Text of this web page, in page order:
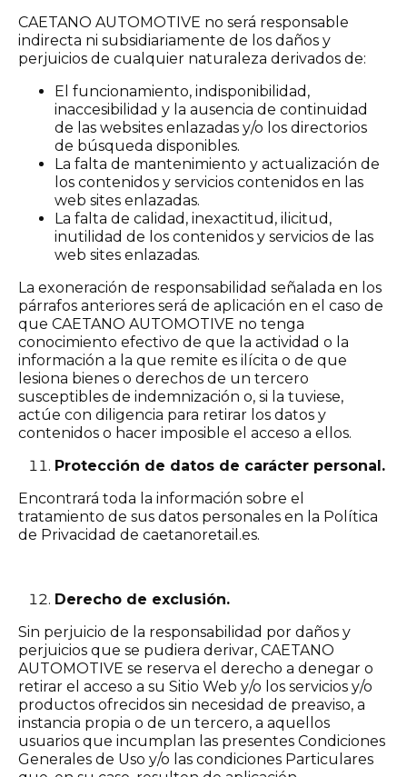
CAETANO AUTOMOTIVE no será responsable
indirecta ni subsidiariamente de los daños y
perjuicios de cualquier naturaleza derivados de:
El funcionamiento, indisponibilidad,
inaccesibilidad y la ausencia de continuidad
de las websites enlazadas y/o los directorios
de búsqueda disponibles.
La falta de mantenimiento y actualización de
los contenidos y servicios contenidos en las
web sites enlazadas.
La falta de calidad, inexactitud, ilicitud,
inutilidad de los contenidos y servicios de las
web sites enlazadas.
La exoneración de responsabilidad señalada en los
párrafos anteriores será de aplicación en el caso de
que CAETANO AUTOMOTIVE no tenga
conocimiento efectivo de que la actividad o la
información a la que remite es ilícita o de que
lesiona bienes o derechos de un tercero
susceptibles de indemnización o, si la tuviese,
actúe con diligencia para retirar los datos y
contenidos o hacer imposible el acceso a ellos.
Protección de datos de carácter personal.
Encontrará toda la información sobre el
tratamiento de sus datos personales en la Política
de Privacidad de caetanoretail.es.
Derecho de exclusión.
Sin perjuicio de la responsabilidad por daños y
perjuicios que se pudiera derivar, CAETANO
AUTOMOTIVE se reserva el derecho a denegar o
retirar el acceso a su Sitio Web y/o los servicios y/o
productos ofrecidos sin necesidad de preaviso, a
instancia propia o de un tercero, a aquellos
usuarios que incumplan las presentes Condiciones
Generales de Uso y/o las condiciones Particulares